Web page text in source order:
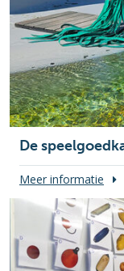
De
Meer informatie